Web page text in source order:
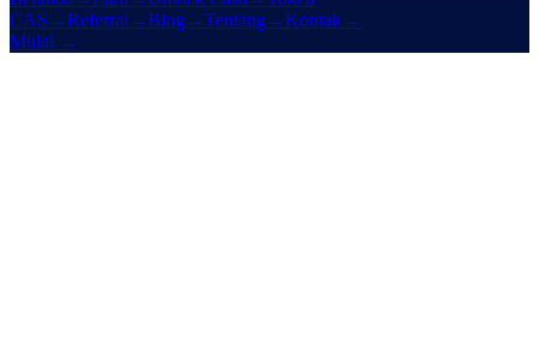
CAS →Referral →Blog→Tentang→Kontak→
Mulai →